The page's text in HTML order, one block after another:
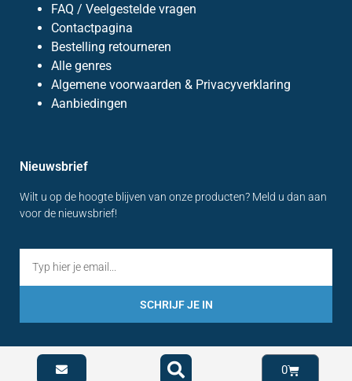
FAQ / Veelgestelde vragen
Contactpagina
Bestelling retourneren
Alle genres
Algemene voorwaarden & Privacyverklaring
Aanbiedingen
Nieuwsbrief
Wilt u op de hoogte blijven van onze producten? Meld u dan aan
voor de nieuwsbrief!
SCHRIJF JE IN
0